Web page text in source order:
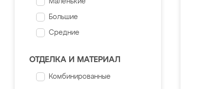
Маленькие
Большие
Средние
ОТДЕЛКА И МАТЕРИАЛ
Комбинированные